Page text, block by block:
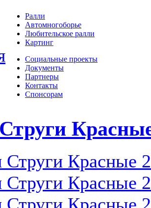
Ралли
Автомногоборье
Любительское ралли
Картинг
Социальные проекты
Документы
Партнеры
Контакты
Спонсорам
Струги Красные
Струги Красные